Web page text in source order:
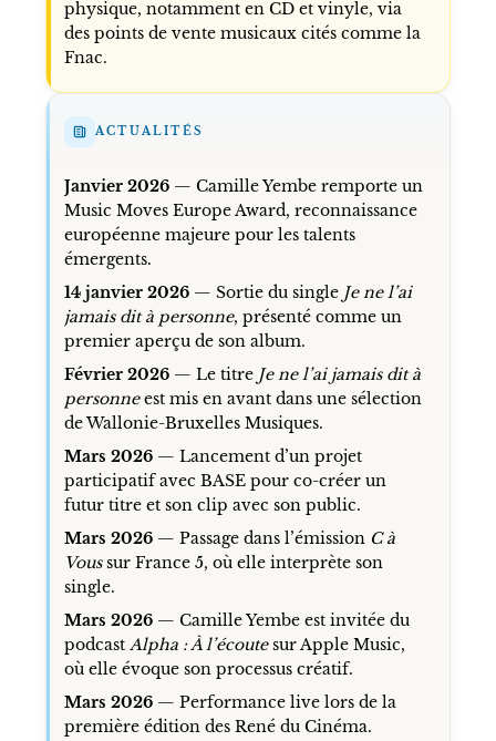
physique, notamment en CD et vinyle, via
des points de vente musicaux cités comme la
Fnac.
ACTUALITÉS
Janvier 2026— Camille Yembe remporte un
Music Moves Europe Award, reconnaissance
européenne majeure pour les talents
émergents.
14 janvier 2026— Sortie du single Je ne l’ai
jamais dit à personne, présenté comme un
premier aperçu de son album.
Février 2026— Le titre Je ne l’ai jamais dit à
personneest mis en avant dans une sélection
de Wallonie-Bruxelles Musiques.
Mars 2026— Lancement d’un projet
participatif avec BASE pour co-créer un
futur titre et son clip avec son public.
Mars 2026— Passage dans l’émission C à
Voussur France 5, où elle interprète son
single.
Mars 2026— Camille Yembe est invitée du
podcast Alpha : À l’écoutesur Apple Music,
où elle évoque son processus créatif.
Mars 2026— Performance live lors de la
première édition des René du Cinéma.